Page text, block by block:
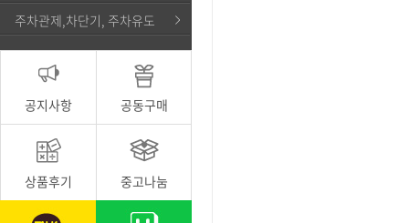
주차관제,차단기, 주차유도
공지사항 공동구매
상품후기 중고나눔